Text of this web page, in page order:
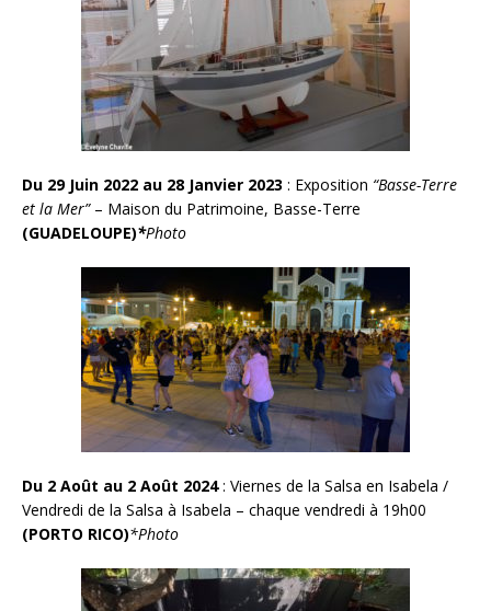
Du 29 Juin 2022 au 28 Janvier 2023 : Exposition “Basse-Terre
et la Mer”– Maison du Patrimoine, Basse-Terre
(GUADELOUPE)*Photo
Du 2 Août au 2 Août 2024: Viernes de la Salsa en Isabela /
Vendredi de la Salsa à Isabela – chaque vendredi à 19h00
(PORTO RICO)*Photo